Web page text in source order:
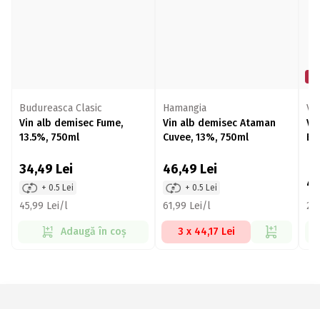
Budureasca Clasic
Vin alb demisec Fume,
13.5%, 750ml
34,49 Lei
+ 0.5 Lei
45,99 Lei/l
Adaugă în coș
Hamangia
Vin alb demisec Ataman
Cuvee, 13%, 750ml
46,49 Lei
+ 0.5 Lei
61,99 Lei/l
3 x 44,17 Lei